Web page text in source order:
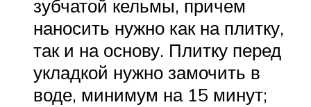
зубчатой кельмы, причем
наносить нужно как на плитку,
так и на основу. Плитку перед
укладкой нужно замочить в
воде, минимум на 15 минут;